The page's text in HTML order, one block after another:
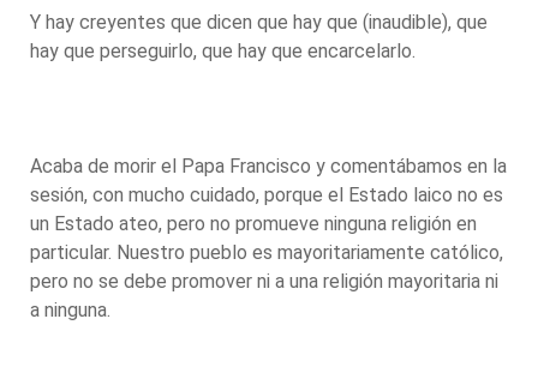
Y hay creyentes que dicen que hay que (inaudible), que
hay que perseguirlo, que hay que encarcelarlo.
Acaba de morir el Papa Francisco y comentábamos en la
sesión, con mucho cuidado, porque el Estado laico no es
un Estado ateo, pero no promueve ninguna religión en
particular. Nuestro pueblo es mayoritariamente católico,
pero no se debe promover ni a una religión mayoritaria ni
a ninguna.